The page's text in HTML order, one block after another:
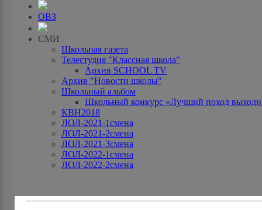
ОВЗ
СМИ
Школьная газета
Телестудия "Классная школа"
Архив SCHOOL TV
Архив "Новости школы"
Школьный альбом
Школьный конкурс «Лучший поход
КВН2018
ЛОЛ-2021-1смена
ЛОЛ-2021-2смена
ЛОЛ-2021-3смена
ЛОЛ-2022-1смена
ЛОЛ-2022-2смена